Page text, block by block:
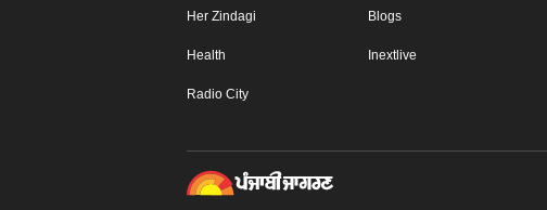
Her Zindagi Blogs
Health Inextlive
Radio City